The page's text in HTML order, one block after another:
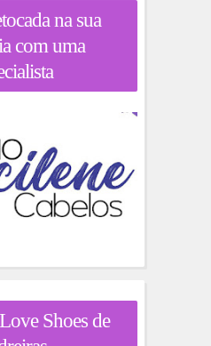
na sua
com uma
Shoes de